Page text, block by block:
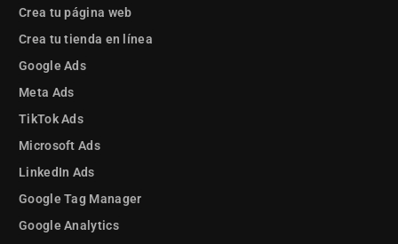
Crea tu página web
Crea tu tienda en línea
Google Ads
Meta Ads
TikTok Ads
Microsoft Ads
LinkedIn Ads
Google Tag Manager
Google Analytics